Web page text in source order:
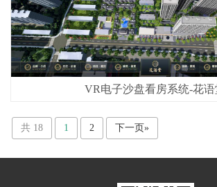
VR电子沙盘看房系统-花语
共 18 1 2 下一页»